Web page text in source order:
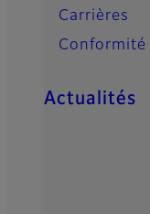
Carrières
Conformité
Actualités
Official